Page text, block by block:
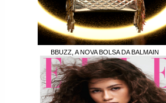
BBUZZ, A NOVA BOLSA DA BALMAIN